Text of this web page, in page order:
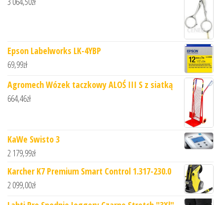
Epson Labelworks LK-4YBP
69,99zł
Agromech Wózek taczkowy ALOŚ III S z siatką
664,46zł
KaWe Swisto 3
2 179,99zł
Karcher K7 Premium Smart Control 1.317-230.0
2 099,00zł